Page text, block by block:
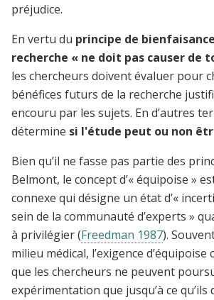
préjudice.
En vertu du principe de
recherche « ne doit pas causer de
les chercheurs doivent évaluer pour
bénéfices futurs de la recherche
encouru par les sujets. En d’autres
détermine si l'étude peut ou non
Bien qu’il ne fasse pas partie des
Belmont, le concept d’« équipoise »
connexe qui désigne un état d’«
sein de la communauté d’experts »
à privilégier (Freedman 1987).
milieu médical, l’exigence
que les chercheurs ne peuvent
expérimentation que jusqu’à ce qu’ils